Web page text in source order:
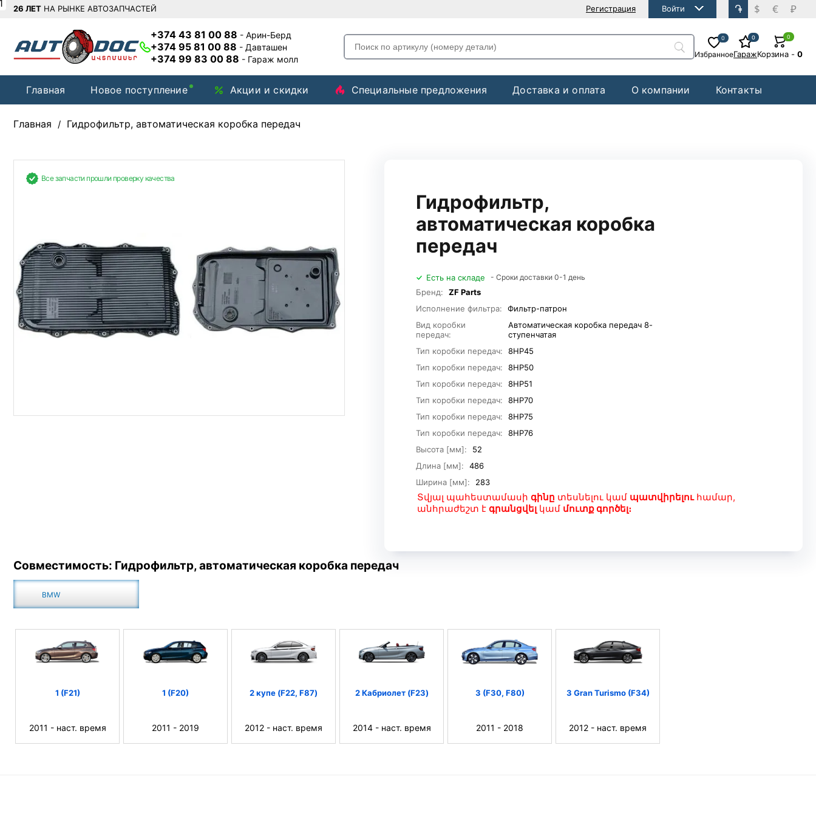
26 ЛЕТ НА РЫНКЕ АВТОЗАПЧАСТЕЙ ֏ $ € ₽
Регистрация Войти
+374 43 81 00 88 - Арин-Берд
+374 95 81 00 88 - Давташен
+374 99 83 00 88 - Гараж молл Избранное
0
Гараж
0
Корзина
0
- 0
Главная Новое поступление Акции и скидки Специальные предложения Доставка и оплата О компании Контакты
Главная / Гидрофильтр, автоматическая коробка передач
Все запчасти прошли проверку качества
Гидрофильтр,
автоматическая коробка
передач
Есть на складе - Сроки доставки 0-1 день
Бренд:
ZF Parts
Исполнение фильтра:
Фильтр-патрон
Вид коробки
передач:
Автоматическая коробка передач 8-
ступенчатая
Тип коробки передач:
8HP45
Тип коробки передач:
8HP50
Тип коробки передач:
8HP51
Тип коробки передач:
8HP70
Тип коробки передач:
8HP75
Тип коробки передач:
8HP76
Высота [мм]:
52
Длина [мм]:
486
Ширина [мм]:
283
Տվյալ պահեստամասի գինը տեսնելու կամ պատվիրելուհամար,
անհրաժեշտ է գրանցվել կամ մուտք գործել։
Совместимость: Гидрофильтр, автоматическая коробка передач
BMW
1 (F21)
2011 - наст. время
1 (F20)
2011 - 2019
2 купе (F22, F87)
2012 - наст. время
2 Кабриолет (F23)
2014 - наст. время
3 (F30, F80)
2011 - 2018
3 Gran Turismo (F34)
2012 - наст. время